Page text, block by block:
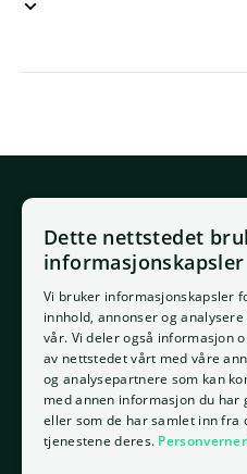
E-post
support@placepoint.no
Selskapet
Hjem
Om oss
Ansatte
Kontakt oss
Personvern
Vilkår for bruk
Informasjonskapsler
Dette nettstedet
informasjonskapsler
Vi bruker informasjonskapsler
innhold, annonser og
vår. Vi deler også informasjon
av nettstedet vårt med våre
og analysepartnere som kan
med annen informasjon du har
eller som de har samlet inn fra
tjenestene deres.